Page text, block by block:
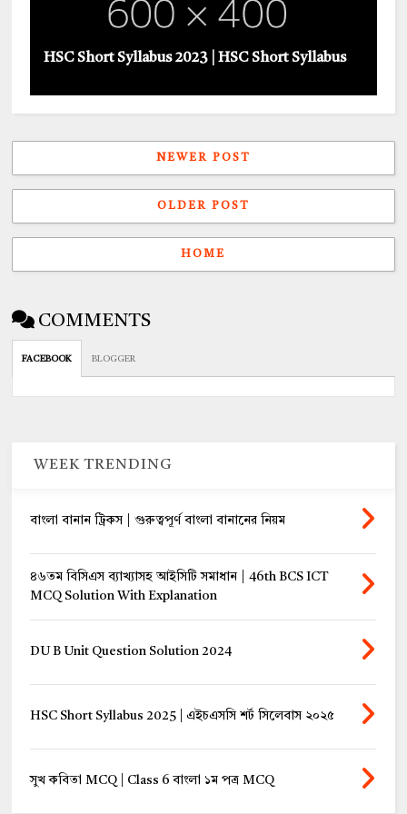
HSC Short Syllabus 2023 | HSC Short Syllabus
NEWER POST
OLDER POST
HOME
COMMENTS
FACEBOOK BLOGGER
WEEK TRENDING
বাংলা বানান ট্রিকস | গুরুত্বপূর্ণ বাংলা বানানের নিয়ম
৪৬তম বিসিএস ব্যাখ্যাসহ আইসিটি সমাধান | 46th BCS ICT
MCQ Solution With Explanation
DU B Unit Question Solution 2024
HSC Short Syllabus 2025 | এইচএসসি শর্ট সিলেবাস ২০২৫
সুখ কবিতা MCQ | Class 6 বাংলা ১ম পত্র MCQ